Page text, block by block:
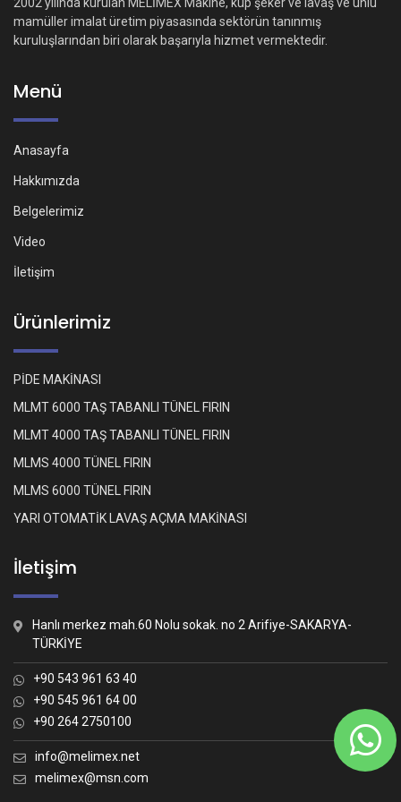
mamüller imalat üretim piyasasında sektörün tanınmış
kuruluşlarından biri olarak başarıyla hizmet vermektedir.
Menü
Anasayfa
Hakkımızda
Belgelerimiz
Video
İletişim
Ürünlerimiz
PİDE MAKİNASI
MLMT 6000 TAŞ TABANLI TÜNEL FIRIN
MLMT 4000 TAŞ TABANLI TÜNEL FIRIN
MLMS 4000 TÜNEL FIRIN
MLMS 6000 TÜNEL FIRIN
YARI OTOMATİK LAVAŞ AÇMA MAKİNASI
İletişim
Hanlı merkez mah.60 Nolu sokak. no 2 Arifiye-SAKARYA-
TÜRKİYE
+90 543 961 63 40
+90 545 961 64 00
+90 264 2750100
info@melimex.net
melimex@msn.com
Nasıl yardımcı olabiliriz?